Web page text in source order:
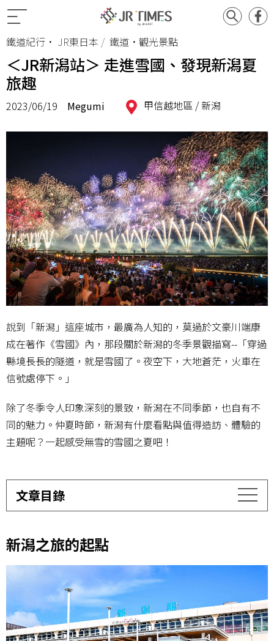
鐵道紀行 • JR東日本 鐵道•觀光景點
＜JR新潟站＞ 走進雪國、發現新潟夏
旅趣
2023/06/19 Megumi 甲信越地區 /新潟
說到「新潟」這座城市，最廣為人知的，莫過於文豪川端康
成在著作《雪國》內，那段關於新潟的冬季景觀描寫--「穿過
縣境長長的隧道，就是雪國了。夜空下，大地蒼茫，火車在
信號處停下。」
除了冬季令人印象深刻的景致，新潟在不同季節，也自有不
同的魅力。仲夏時節，新潟有什麼看點與值得造訪、體驗的
主題呢？一起感受無雪的雪國之夏吧！
文章目錄
新潟之旅的起點